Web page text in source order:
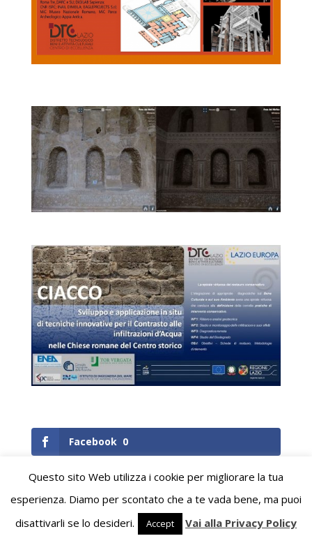
Facebook 0
Twitter 0
Google+ 0
Questo sito Web utilizza i cookie per migliorare la tua
esperienza. Diamo per scontato che a te vada bene, ma puoi
disattivarli se lo desideri.
Accept Vai alla Privacy Policy